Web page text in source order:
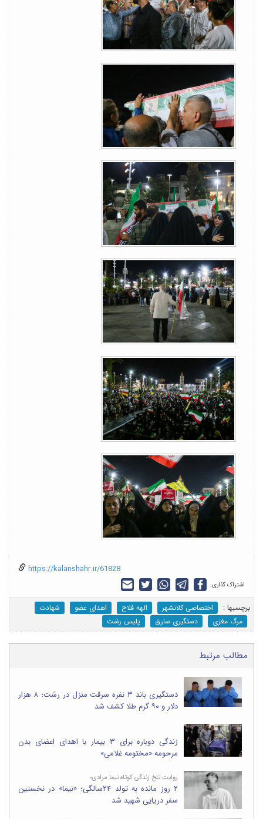
https://kalanshahr.ir/61828
اشتراک گذاری:
برچسب‎ها : اختصاصی کلانشهر الهه فلاح اهدای عضو
شهادت
مرگ مغزی
دستگیری سارق پلیس رشت
مطالب مرتبط
دستگیری باند ۳ نفره سرقت منزل در رشت؛ ۸ هزار
دلار و ۹۰ گرم طلا کشف شد
زندگی دوباره برای ۳ بیمار با اهدای اعضای بدن
مرحومه «مختومه غلامی»
روایت تلخ زندگی کوتاه نیما مرادی؛
۲ روز مانده به تولد ۲۴سالگی؛ «نیما» در نخستین
سفر دریایی شهید شد